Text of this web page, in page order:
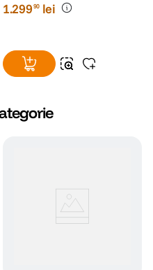
1.29990 lei